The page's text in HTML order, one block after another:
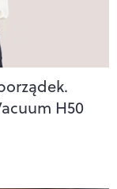
H50